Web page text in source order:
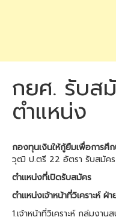
กยศ. รับส
ตำแหน่ง
กองทุนเงินให้กู้ยืมเพื่อการศึ
วุฒิ ป.ตรี 22 อัตรา รับสมัค
ตำแหน่งที่เปิดรับสมัคร
ตำแหน่งเจ้าหน้าที่วิเคราะห์
1.เจ้าหน้าที่วิเคราะห์ กลุ่มงา